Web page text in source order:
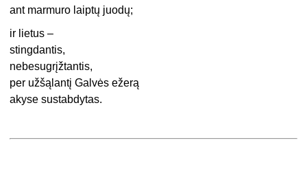
ant marmuro laiptų juodų;
ir lietus –
stingdantis,
nebesugrįžtantis,
per užšąlantį Galvės ežerą
akyse sustabdytas.